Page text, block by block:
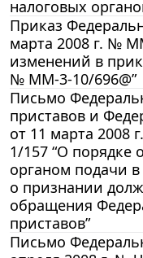
налоговых
Приказ
марта 2008 г. №
изменений в
№ ММ-3-10/696@”
Письмо
приставов и
от 11 марта
1/157 “О порядке
органом подачи
о признании
обращения
приставов”
Письмо